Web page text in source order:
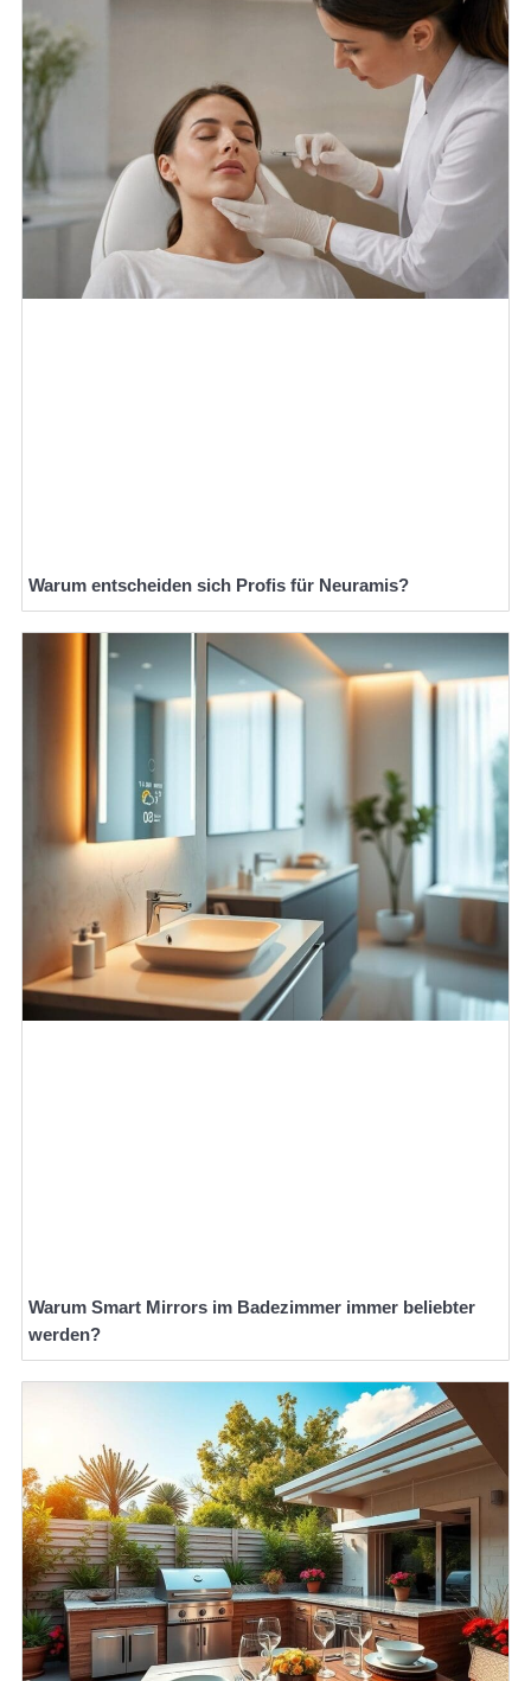
Warum entscheiden sich Profis für Neuramis?
Warum Smart Mirrors im Badezimmer immer beliebter
werden?